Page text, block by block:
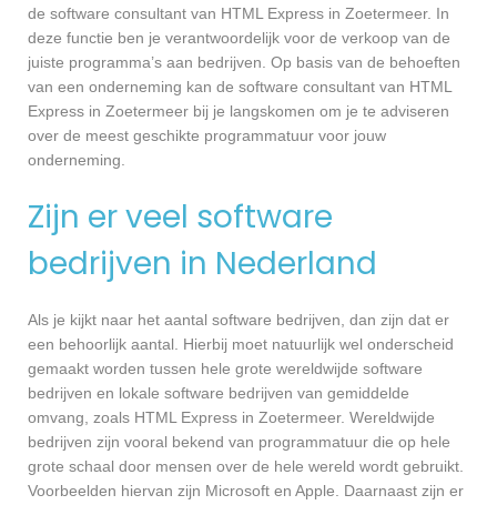
de software consultant van HTML Express in Zoetermeer. In
deze functie ben je verantwoordelijk voor de verkoop van de
juiste programma’s aan bedrijven. Op basis van de behoeften
van een onderneming kan de software consultant van HTML
Express in Zoetermeer bij je langskomen om je te adviseren
over de meest geschikte programmatuur voor jouw
onderneming.
Zijn er veel software
bedrijven in Nederland
Als je kijkt naar het aantal software bedrijven, dan zijn dat er
een behoorlijk aantal. Hierbij moet natuurlijk wel onderscheid
gemaakt worden tussen hele grote wereldwijde software
bedrijven en lokale software bedrijven van gemiddelde
omvang, zoals HTML Express in Zoetermeer. Wereldwijde
bedrijven zijn vooral bekend van programmatuur die op hele
grote schaal door mensen over de hele wereld wordt gebruikt.
Voorbeelden hiervan zijn Microsoft en Apple. Daarnaast zijn er